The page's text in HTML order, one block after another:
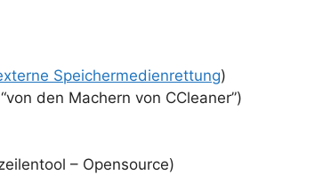
Speichermedienrettung)
den Machern von CCleaner”)
– Opensource)